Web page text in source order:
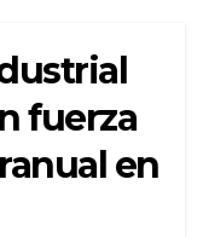
fuerza
en